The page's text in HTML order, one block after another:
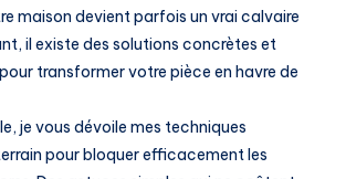
maison devient parfois un vrai calvaire
il existe des solutions concrètes et
transformer votre pièce en havre de
je vous dévoile mes techniques
pour bloquer efficacement les